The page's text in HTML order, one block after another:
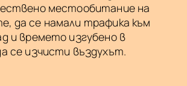
местообитание на
да се намали трафика към
и времето изгубено в
се изчисти въздухът.